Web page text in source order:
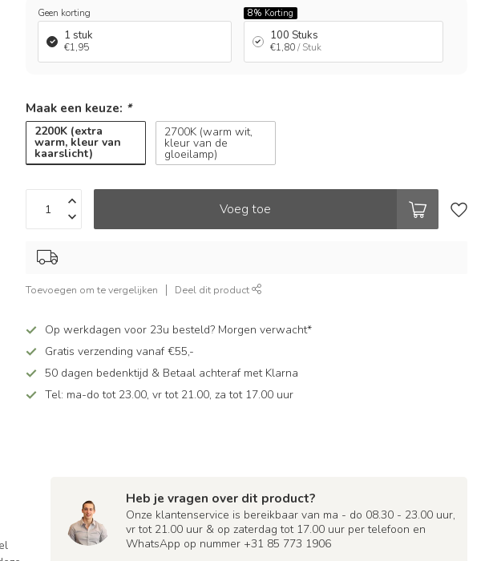
Geen korting
1 stuk
€1,95
8% Korting
100 Stuks
€1,80 / Stuk
Maak een keuze: *
2200K (extra
warm, kleur van
kaarslicht)
2700K (warm wit,
kleur van de
gloeilamp)
Voeg toe
Toevoegen om te vergelijken Deel dit product
Op werkdagen voor 23u besteld? Morgen verwacht*
Gratis verzending vanaf €55,-
50 dagen bedenktijd & Betaal achteraf met Klarna
Tel: ma-do tot 23.00, vr tot 21.00, za tot 17.00 uur
Heb je vragen over dit product?
Onze klantenservice is bereikbaar van ma - do 08.30 - 23.00 uur,
vr tot 21.00 uur & op zaterdag tot 17.00 uur per telefoon en
WhatsApp op nummer +31 85 773 1906